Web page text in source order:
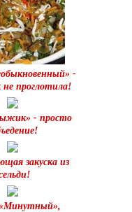
-
не проглотила!
- просто
закуска из